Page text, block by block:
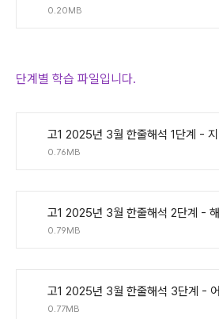
0.20MB
단계별 학습 파일입니다.
0.76MB
0.79MB
0.77MB